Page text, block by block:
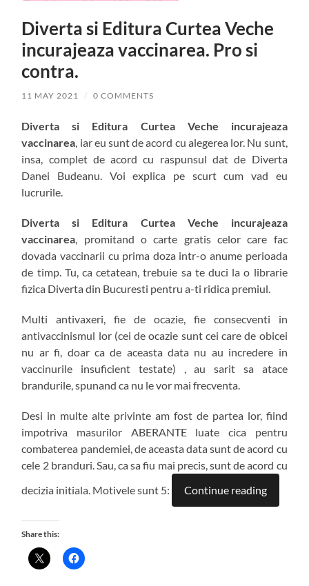
Diverta si Editura Curtea Veche
incurajeaza vaccinarea. Pro si
contra.
11 MAY 2021 / 0 COMMENTS
Diverta si Editura Curtea Veche incurajeaza
vaccinarea, iar eu sunt de acord cu alegerea lor. Nu sunt,
insa, complet de acord cu raspunsul dat de Diverta
Danei Budeanu. Voi explica pe scurt cum vad eu
lucrurile.
Diverta si Editura Curtea Veche incurajeaza
vaccinarea, promitand o carte gratis celor care fac
dovada vaccinarii cu prima doza intr-o anume perioada
de timp. Tu, ca cetatean, trebuie sa te duci la o librarie
fizica Diverta din Bucuresti pentru a-ti ridica premiul.
Multi antivaxeri, fie de ocazie, fie consecventi in
antivaccinismul lor (cei de ocazie sunt cei care de obicei
nu ar fi, doar ca de aceasta data nu au incredere in
vaccinurile insuficient testate) , au sarit sa atace
brandurile, spunand ca nu le vor mai frecventa.
Desi in multe alte privinte am fost de partea lor, fiind
impotriva masurilor ABERANTE luate cica pentru
combaterea pandemiei, de aceasta data sunt de acord cu
cele 2 branduri. Sau, ca sa fiu mai precis, sunt de acord cu
decizia initiala. Motivele sunt 5:
Continue reading
Share this: